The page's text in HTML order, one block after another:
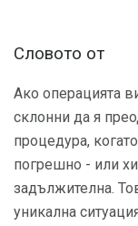
Словото от
Ако операцията
склонни да я
процедура,
погрешно - или
задължителна.
уникална